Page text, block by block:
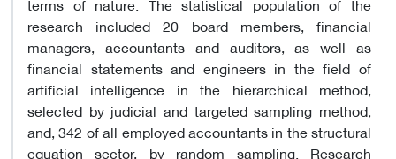
research included 20 board members, financial
managers, accountants and auditors, as well as
financial statements and engineers in the field of
artificial intelligence in the hierarchical method,
selected by judicial and targeted sampling method;
and, 342 of all employed accountants in the structural
equation sector, by random sampling. Research